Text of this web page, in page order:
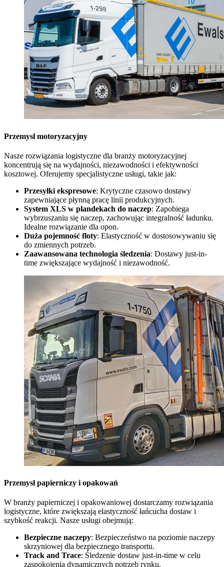
Przemysł motoryzacyjny
Nasze rozwiązania logistyczne dla branży motoryzacyjnej
koncentrują się na wydajności, niezawodności i efektywności
kosztowej. Oferujemy specjalistyczne usługi, takie jak:
Przesyłki ekspresowe: Krytyczne czasowo dostawy
zapewniające płynną pracę linii produkcyjnych.
System XLS w plandekach do naczep: Zapobiega
wybrzuszaniu się naczep, zachowując integralność ładunku.
Idealne rozwiązanie dla opon.
Duża pojemność floty: Elastyczność w dostosowywaniu się
do zmiennych potrzeb.
Zaawansowana technologia śledzenia: Dostawy just-in-
time zwiększające wydajność i niezawodność.
Przemysł papierniczy i opakowań
W branży papierniczej i opakowaniowej dostarczamy rozwiązania
logistyczne, które zwiększają elastyczność łańcucha dostaw i
szybkość reakcji. Nasze usługi obejmują:
Bezpieczne naczepy: Bezpieczeństwo na poziomie naczepy
skrzyniowej dla bezpiecznego transportu.
Track and Trace: Śledzenie dostaw just-in-time w celu
zaspokojenia dynamicznych potrzeb rynku.